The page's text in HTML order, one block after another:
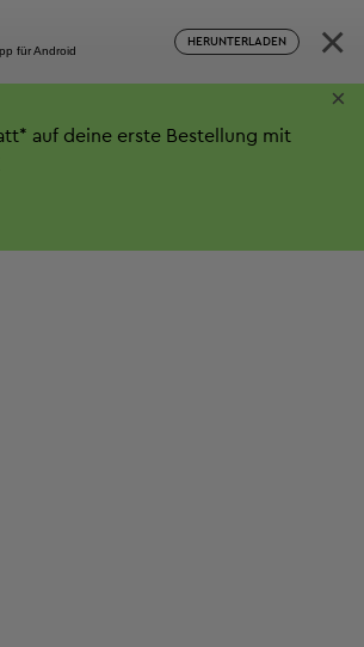
für Android
HERUNTERLADEN ×
auf deine erste Bestellung mit
×